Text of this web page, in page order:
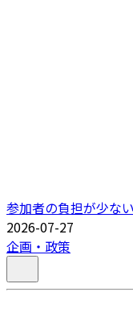
参加者の負担が少な
2026-07-27
企画・政策